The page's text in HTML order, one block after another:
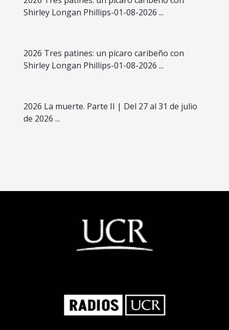
Shirley Longan Phillips-01-08-2026 ...
2026 Tres patines: un pícaro caribeño con
Shirley Longan Phillips-01-08-2026 ...
2026 La muerte. Parte II | Del 27 al 31 de julio
de 2026 ...